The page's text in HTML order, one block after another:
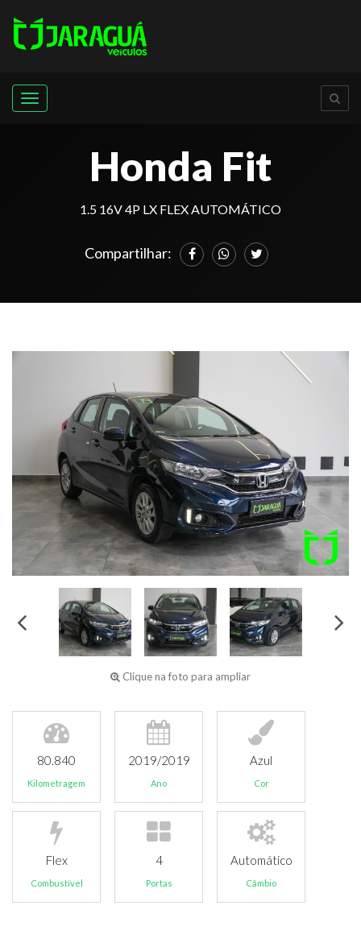
Menu
Honda Fit
1.5 16V 4P LX FLEX AUTOMÁTICO
Compartilhar:
Clique na foto para ampliar
80.840
Kilometragem
2019/2019
Ano
Azul
Cor
Flex
Combustível
4
Portas
Automático
Câmbio